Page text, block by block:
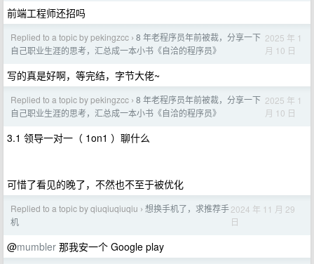
前端工程师还招吗
Replied to a topic by pekingzcc › 8 年老程序员年前被裁，分享一下
自己职业生涯的思考，汇总成一本小书《自洽的程序员》
2025 年 1
月 10 日
写的真是好啊，等完结，字节大佬~
Replied to a topic by pekingzcc › 8 年老程序员年前被裁，分享一下
自己职业生涯的思考，汇总成一本小书《自洽的程序员》
2025 年 1
月 10 日
3.1 领导一对一（ 1on1 ）聊什么
可惜了看见的晚了，不然也不至于被优化
Replied to a topic by qiuqiuqiuqiu › 想换手机了，求推荐手
机
2024 年 11 月 29
日
@mumbler 那我安一个 Google play